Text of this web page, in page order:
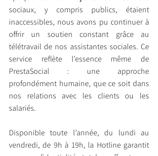
sociaux, y compris publics, étaient
inaccessibles, nous avons pu continuer à
offrir un soutien constant grâce au
télétravail de nos assistantes sociales. Ce
service reflète l’essence même de
PrestaSocial : une approche
profondément humaine, que ce soit dans
nos relations avec les clients ou les
salariés.
Disponible toute l’année, du lundi au
vendredi, de 9h à 19h, la Hotline garantit